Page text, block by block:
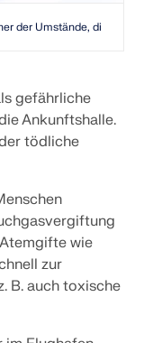
der Umstände, die zur
gefährliche
Ankunftshalle.
tödliche
wie
zur
B. auch toxische